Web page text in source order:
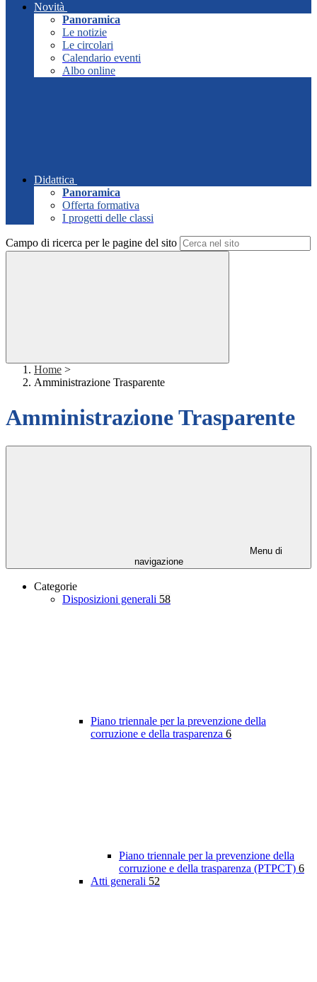
Novità
Panoramica
Le notizie
Le circolari
Calendario eventi
Albo online
Didattica
Panoramica
Offerta formativa
I progetti delle classi
Campo di ricerca per le pagine del sito
Home >
Amministrazione Trasparente
Amministrazione Trasparente
Menu di
navigazione
Categorie
Disposizioni generali 58
Piano triennale per la prevenzione della
corruzione e della trasparenza 6
Piano triennale per la prevenzione della
corruzione e della trasparenza (PTPCT) 6
Atti generali 52